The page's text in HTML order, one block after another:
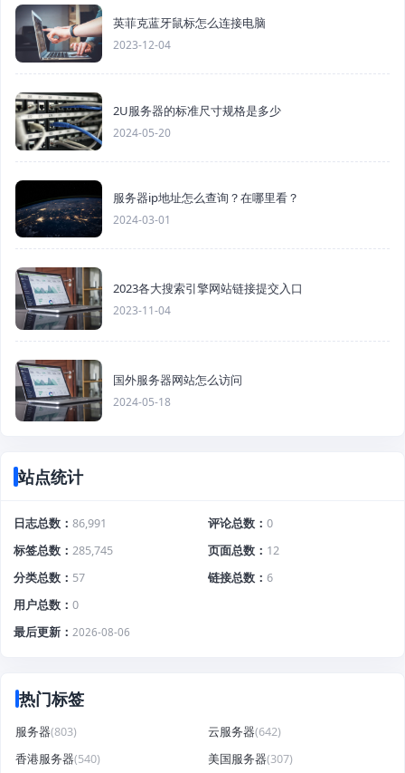
英菲克蓝牙鼠标怎么连接电脑
2023-12-04
2U服务器的标准尺寸规格是多少
2024-05-20
服务器ip地址怎么查询？在哪里看？
2024-03-01
2023各大搜索引擎网站链接提交入口
2023-11-04
国外服务器网站怎么访问
2024-05-18
站点统计
日志总数 86,991 评论总数
0
标签总数
285,745 页面总数
12
分类总数
57 链接总数
6
用户总数
0
最后更新
2026-08-06
热门标签
服务器(803) 云服务器(642)
香港服务器(540) 美国服务器(307)